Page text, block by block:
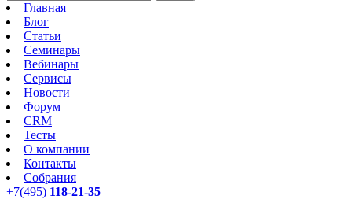
Главная
Блог
Статьи
Семинары
Вебинары
Сервисы
Новости
Форум
CRM
Тесты
О компании
Контакты
Собрания
+7(495) 118-21-35